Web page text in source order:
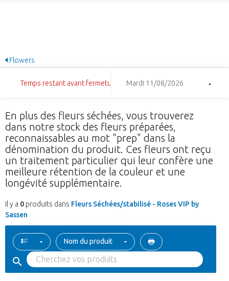
Flowers
Temps restant avant fermeture: 12:40:59Mardi 11/08/2026
En plus des fleurs séchées, vous trouverez
dans notre stock des fleurs préparées,
reconnaissables au mot "prep" dans la
dénomination du produit. Ces fleurs ont reçu
un traitement particulier qui leur confère une
meilleure rétention de la couleur et une
longévité supplémentaire.
Il y a 0 produits dans Fleurs Séchées/stabilisé - Roses VIP by
Sassen
Nom du produit